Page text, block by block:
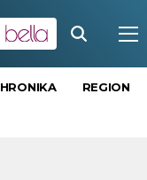
HRONIKA REGION